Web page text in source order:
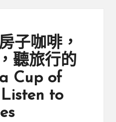
子咖啡，
聽旅行的
Cup of
to